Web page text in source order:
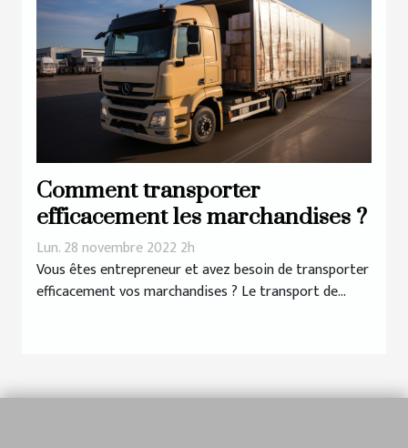
Comment transporter
efficacement les marchandises ?
Lun. 28 novembre 2022 2h
Vous êtes entrepreneur et avez besoin de transporter
efficacement vos marchandises ? Le transport de...